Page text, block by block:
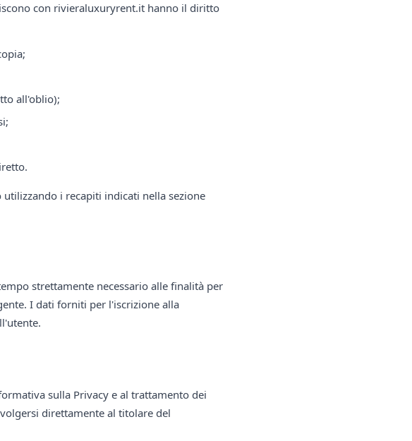
con rivieraluxuryrent.it hanno il diritto
all'oblio);
i recapiti indicati nella sezione
strettamente necessario alle finalità per
I dati forniti per l'iscrizione alla
sulla Privacy e al trattamento dei
direttamente al titolare del